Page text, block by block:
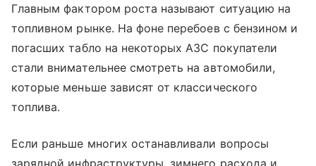
Главным фактором роста называют ситуацию на
топливном рынке. На фоне перебоев с бензином и
погасших табло на некоторых АЗС покупатели
стали внимательнее смотреть на автомобили,
которые меньше зависят от классического
топлива.
Если раньше многих останавливали вопросы
зарядной инфраструктуры, зимнего расхода и